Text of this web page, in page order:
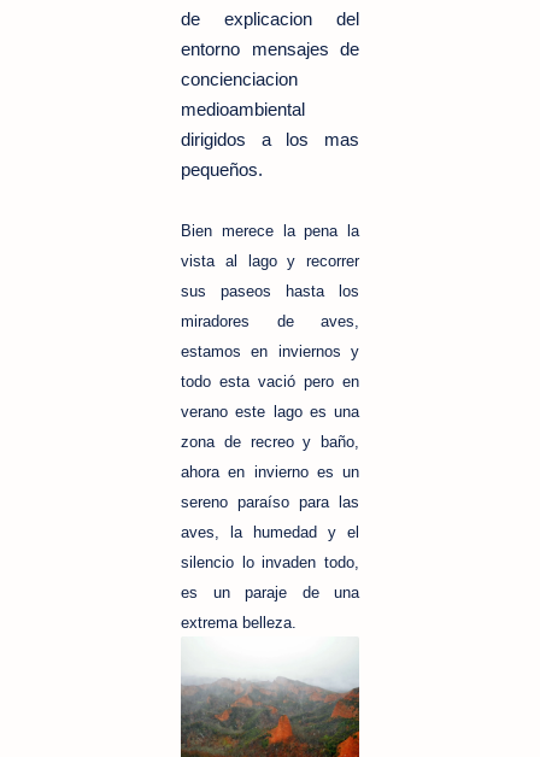
de explicacion del
entorno mensajes de
concienciacion
medioambiental
dirigidos a los mas
pequeños.
Bien merece la pena la
vista al lago y recorrer
sus paseos hasta los
miradores de aves,
estamos en inviernos y
todo esta vació pero en
verano este lago es una
zona de recreo y baño,
ahora en invierno es un
sereno paraíso para las
aves, la humedad y el
silencio lo invaden todo,
es un paraje de una
extrema belleza.